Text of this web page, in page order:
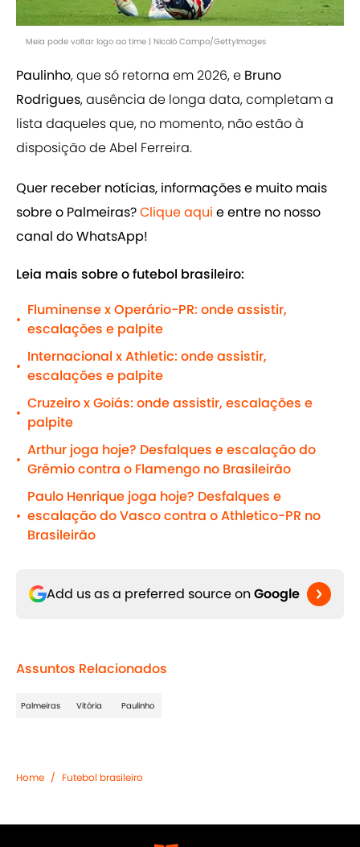
Meia pode voltar logo ao time | Nicolò Campo/GettyImages
Paulinho, que só retorna em 2026, e Bruno
Rodrigues, ausência de longa data, completam a
lista daqueles que, no momento, não estão à
disposição de Abel Ferreira.
Quer receber notícias, informações e muito mais
sobre o Palmeiras?Clique aqui e entre no nosso
canal do WhatsApp!
Leia mais sobre o futebol brasileiro:
•
Fluminense x Operário-PR: onde assistir,
escalações e palpite
•
Internacional x Athletic: onde assistir,
escalações e palpite
•
Cruzeiro x Goiás: onde assistir, escalações e
palpite
•
Arthur joga hoje? Desfalques e escalação do
Grêmio contra o Flamengo no Brasileirão
•
Paulo Henrique joga hoje? Desfalques e
escalação do Vasco contra o Athletico-PR no
Brasileirão
Add us as a preferred source on Google
Assuntos Relacionados
Palmeiras Vitória Paulinho
Home / Futebol brasileiro